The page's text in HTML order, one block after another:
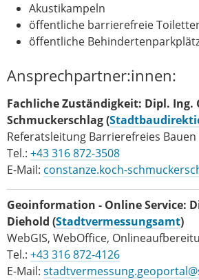
Akustikampeln
öffentliche barrierefreie
öffentliche
Ansprechpartner:innen:
Fachliche Zuständigkeit: Dipl. Ing.
Schmuckerschlag (
Referatsleitung Barrierefreies Bauen
Tel.: +43 316 872-3508
E-Mail: constanze.koch-
Geoinformation - Online Service:
Diehold (Stadtvermessungsamt)
WebGIS, WebOffice,
Tel.: +43 316 872-4126
E-Mail: